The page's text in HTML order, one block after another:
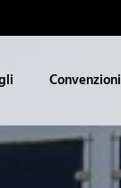
Convenzioni